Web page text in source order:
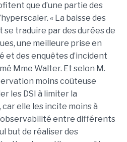
que d’une partie des
« La baisse des
traduire par des durées de
une meilleure prise en
et des enquêtes d’incident
Mme Walter. Et selon M.
moins coûteuse
les DSI à limiter la
elle les incite moins à
entre différents
but de réaliser des